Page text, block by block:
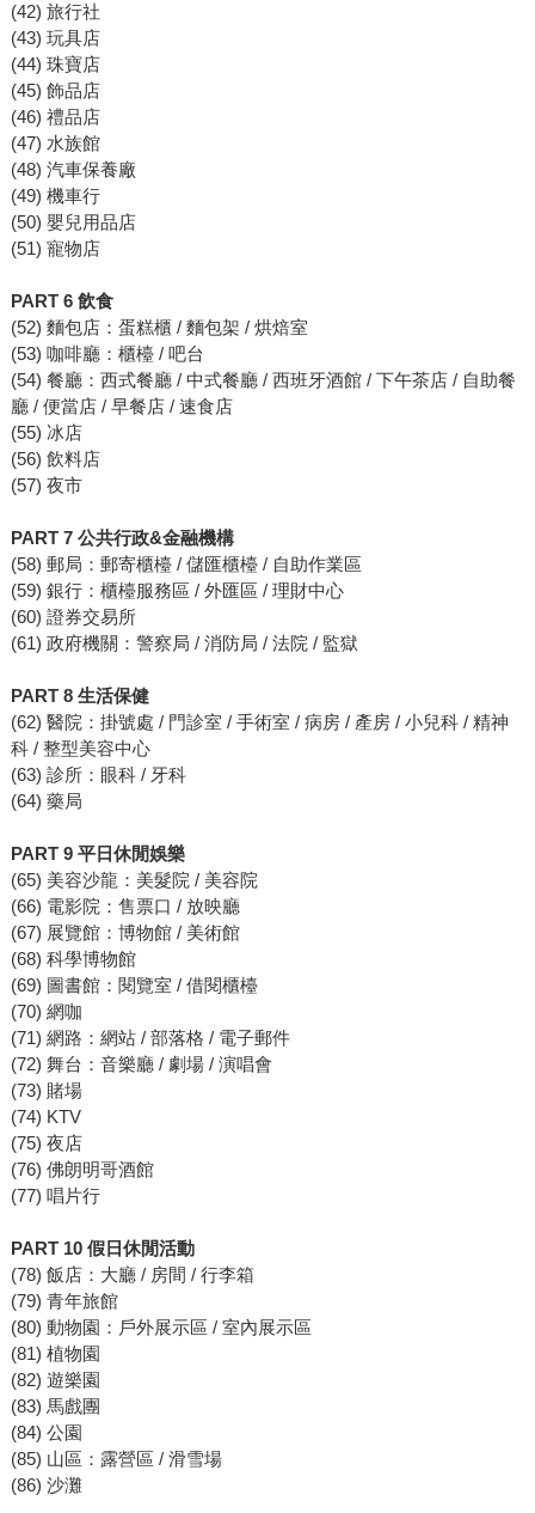
(42) 旅行社
(43) 玩具店
(44) 珠寶店
(45) 飾品店
(46) 禮品店
(47) 水族館
(48) 汽車保養廠
(49) 機車行
(50) 嬰兒用品店
(51) 寵物店
PART 6 飲食
(52) 麵包店：蛋糕櫃 / 麵包架 / 烘焙室
(53) 咖啡廳：櫃檯 / 吧台
(54) 餐廳：西式餐廳 / 中式餐廳 / 西班牙酒館 / 下午茶店 / 自助餐
廳 / 便當店 / 早餐店 / 速食店
(55) 冰店
(56) 飲料店
(57) 夜市
PART 7 公共行政&金融機構
(58) 郵局：郵寄櫃檯 / 儲匯櫃檯 / 自助作業區
(59) 銀行：櫃檯服務區 / 外匯區 / 理財中心
(60) 證券交易所
(61) 政府機關：警察局 / 消防局 / 法院 / 監獄
PART 8 生活保健
(62) 醫院：掛號處 / 門診室 / 手術室 / 病房 / 產房 / 小兒科 / 精神
科 / 整型美容中心
(63) 診所：眼科 / 牙科
(64) 藥局
PART 9 平日休閒娛樂
(65) 美容沙龍：美髮院 / 美容院
(66) 電影院：售票口 / 放映廳
(67) 展覽館：博物館 / 美術館
(68) 科學博物館
(69) 圖書館：閱覽室 / 借閱櫃檯
(70) 網咖
(71) 網路：網站 / 部落格 / 電子郵件
(72) 舞台：音樂廳 / 劇場 / 演唱會
(73) 賭場
(74) KTV
(75) 夜店
(76) 佛朗明哥酒館
(77) 唱片行
PART 10 假日休閒活動
(78) 飯店：大廳 / 房間 / 行李箱
(79) 青年旅館
(80) 動物園：戶外展示區 / 室內展示區
(81) 植物園
(82) 遊樂園
(83) 馬戲團
(84) 公園
(85) 山區：露營區 / 滑雪場
(86) 沙灘